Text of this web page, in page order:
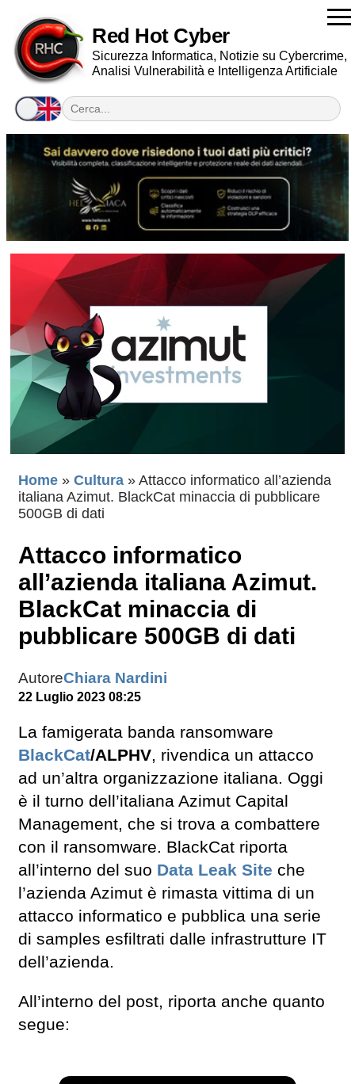
Red Hot Cyber
Sicurezza Informatica, Notizie su Cybercrime,
Analisi Vulnerabilità e Intelligenza Artificiale
Home » Cultura » Attacco informatico all’azienda
italiana Azimut. BlackCat minaccia di pubblicare
500GB di dati
Attacco informatico
all’azienda italiana Azimut.
BlackCat minaccia di
pubblicare 500GB di dati
AutoreChiara Nardini
22 Luglio 2023 08:25
La famigerata banda ransomware
BlackCat/ALPHV, rivendica un attacco
ad un’altra organizzazione italiana. Oggi
è il turno dell’italiana Azimut Capital
Management, che si trova a combattere
con il ransomware. BlackCat riporta
all’interno del suo Data Leak Site che
l’azienda Azimut è rimasta vittima di un
attacco informatico e pubblica una serie
di samples esfiltrati dalle infrastrutture IT
dell’azienda.
All’interno del post, riporta anche quanto
segue: